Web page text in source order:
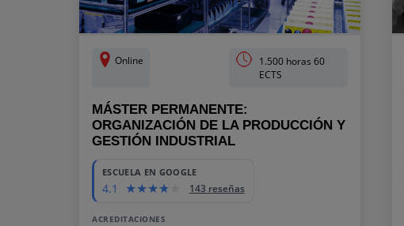
Online
1.500 horas 60
ECTS
MÁSTER PERMANENTE:
ORGANIZACIÓN DE LA PRODUCCIÓN Y
GESTIÓN INDUSTRIAL
ESCUELA EN GOOGLE
4.1 143 reseñas
ACREDITACIONES